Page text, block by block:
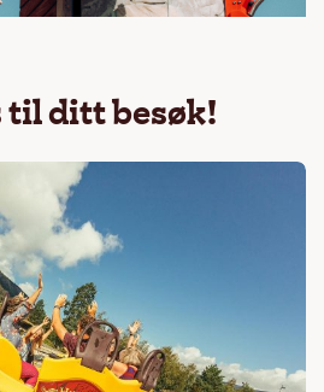
til ditt besøk!